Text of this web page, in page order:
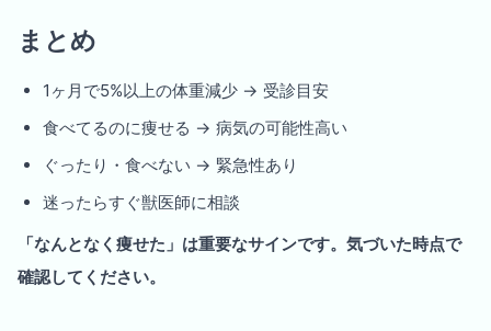
まとめ
1ヶ月で5%以上の体重減少 → 受診目安
食べてるのに痩せる → 病気の可能性高い
ぐったり・食べない → 緊急性あり
迷ったらすぐ獣医師に相談
「なんとなく痩せた」は重要なサインです。気づいた時点で
確認してください。